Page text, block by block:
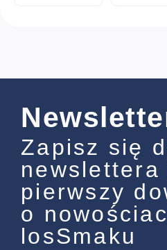
Zapisz się
newslettera
pierwszy
o
losSmaku